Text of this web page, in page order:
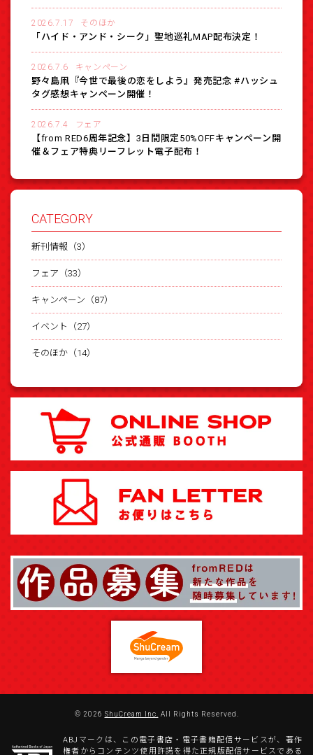
2026.7.17 そのほか
「ハイド・アンド・シーク」聖地巡礼MAP配布決定！
2026.7.6 キャンペーン
野々島凧『今世で最後の恋をしよう』発売記念 #ハッシュ
タグ感想キャンペーン開催！
2026.7.4 フェア
【from RED6周年記念】3日間限定50%OFFキャンペーン開
催＆フェア特典リーフレット電子配布！
CATEGORY
新刊情報（3）
フェア（33）
キャンペーン（87）
イベント（27）
そのほか（14）
© 2026 ShuCream Inc. All Rights Reserved.
ABJマークは、この電子書店・電子書籍配信サービスが、著作
権者からコンテンツ使用許諾を得た正規版配信サービスである